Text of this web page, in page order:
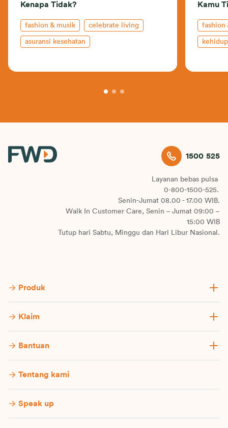
Kenapa Tidak?
fashion & musik celebrate living
asuransi kesehatan
Kamu
fashion
1500 525
Layanan bebas pulsa
0-800-1500-525.
Senin-Jumat 08.00 - 17.00 WIB.
Walk In Customer Care, Senin – Jumat 09:00 –
15:00 WIB
Tutup hari Sabtu, Minggu dan Hari Libur Nasional.
Produk
Klaim
Bantuan
Tentang kami
Speak up